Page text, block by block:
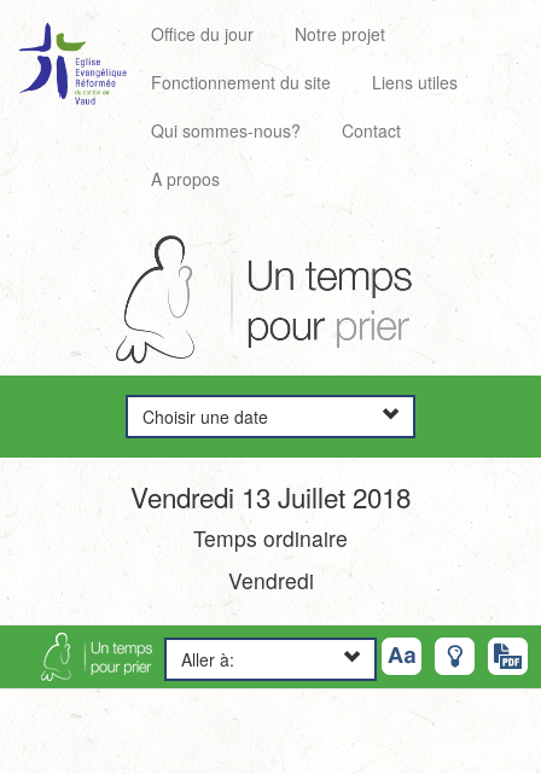
Office du jour
Notre projet
Fonctionnement du site
Liens utiles
Qui sommes-nous?
Contact
A propos
Choisir une date
Vendredi 13 Juillet 2018
Temps ordinaire
Vendredi
Aller à: